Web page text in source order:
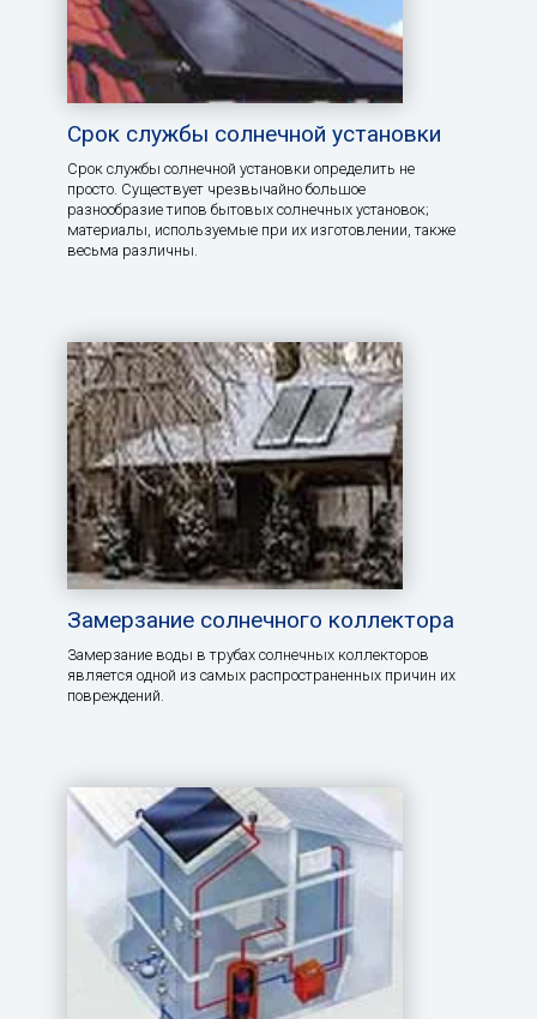
Срок службы солнечной установки
Срок службы солнечной установки определить не
просто. Существует чрезвычайно большое
разнообразие типов бытовых солнечных установок;
материалы, используемые при их изготовлении, также
весьма различны.
Замерзание солнечного коллектора
Замерзание воды в трубах солнечных коллекторов
является одной из самых распространенных причин их
повреждений.